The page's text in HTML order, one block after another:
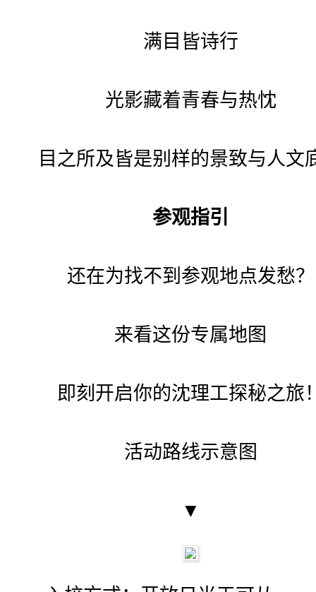
满目皆诗行
光影藏着青春与热忱
目之所及皆是别样的景致与人文
参观指引
还在为找不到参观地点发愁？
来看这份专属地图
即刻开启你的沈理工探秘之旅
活动路线示意图
▼